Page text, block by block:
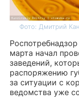
Фото: Дмитрий
марта начал
заведений,
распоряжению
за ситуации с
ведомства уже